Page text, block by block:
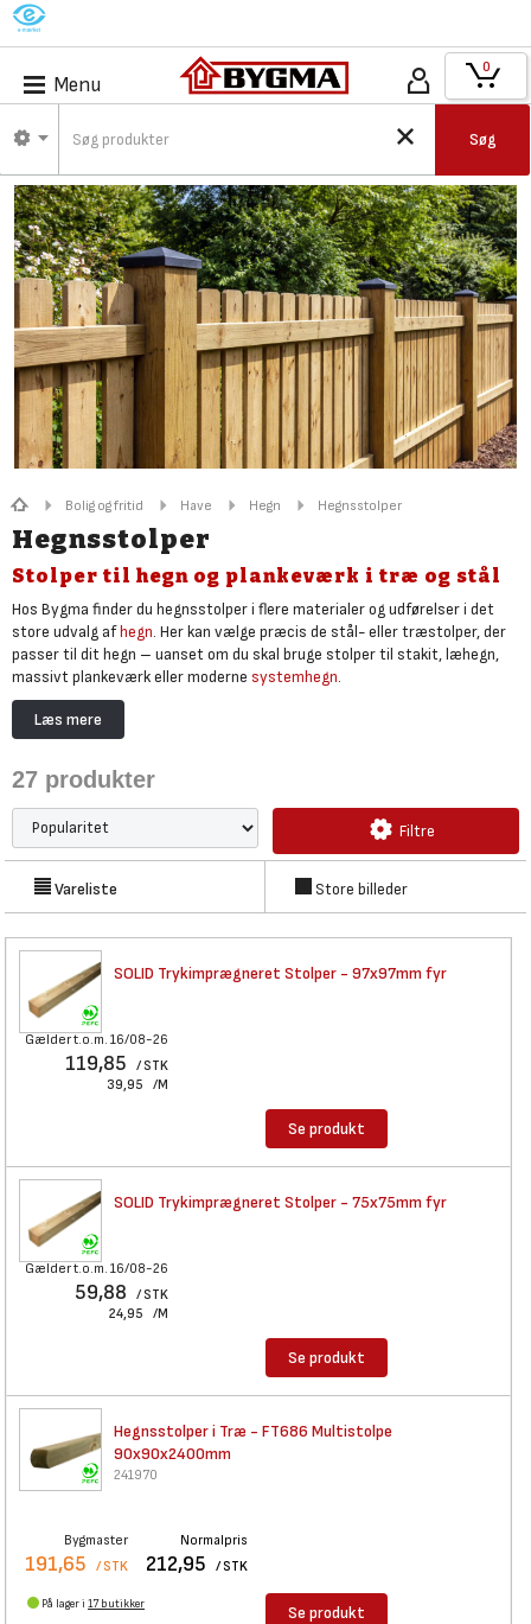
M
Menu
Søg
0
Bolig og fritid Have Hegn Hegnsstolper
Hegnsstolper
Stolper til hegn og plankeværk i træ og stål
Hos Bygma finder du hegnsstolper i flere materialer og udførelser i det
store udvalg afhegn. Her kan vælge præcis de stål- eller træstolper, der
passer til dit hegn – uanset om du skal bruge stolper til stakit, læhegn,
massivt plankeværk eller moderne systemhegn.
Udvalget spænder fra klassiske 4x4 stolper i træ, der matcher klassiske
hegnsbrædder, til varianter i pulverlakeret stål, der matcher både klassisk
NTR A trykimprægnerede træstolper er de mest populære til hegn, fordi
de er velegnede til udendørs brug og tåler direkte jordkontakt eller kan
nedstødes i stolpebeton. Træstolperne giver dit hegn et flot naturligt
udtryk, er nemme at tilpasse, kan efterbehandles med træbeskyttelse
eller kombineres med
ellerstolpespyd
Ønsker du et vedligeholdelsesfri hegn, kan du vælge stolper i aluminium
eller stål, som du kan kombineret medkomposit hegnsbrædder.
Læs mere
27 produkter
Filtre
Vareliste Store billeder
SOLID Trykimprægneret Stolper - 97x97mm fyr
Gælder t.o.m. 16/08-26
119,85 / STK
39,95 /M
Se produkt
SOLID Trykimprægneret Stolper - 75x75mm fyr
Gælder t.o.m. 16/08-26
59,88 / STK
24,95 /M
Se produkt
Hegnsstolper i Træ - FT686 Multistolpe
90x90x2400mm
241970
Bygmaster
191,65 / STK
Normalpris
212,95 / STK
På lager i 17 butikker Se produkt